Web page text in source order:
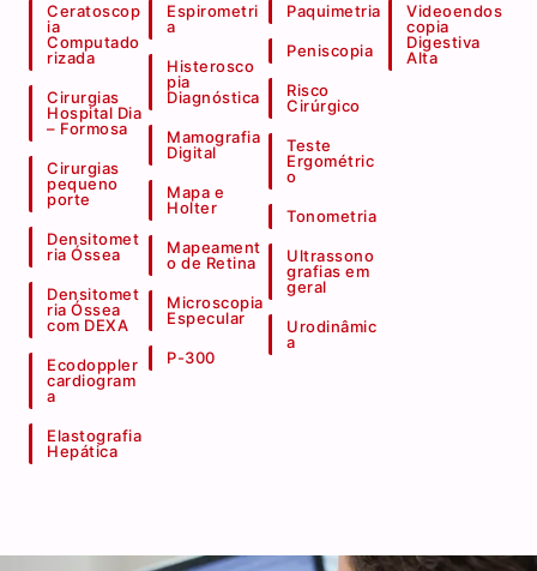
Ceratoscop
ia
Computado
rizada
Cirurgias
Hospital Dia
– Formosa
Cirurgias
pequeno
porte
Densitomet
ria Óssea
Densitomet
ria Óssea
com DEXA
Ecodoppler
cardiogram
a
Elastografia
Hepática
Espirometri
a
Histerosco
pia
Diagnóstica
Mamografia
Digital
Mapa e
Holter
Mapeament
o de Retina
Microscopia
Especular
P-300
Paquimetria
Peniscopia
Risco
Cirúrgico
Teste
Ergométric
o
Tonometria
Ultrassono
grafias em
geral
Urodinâmic
a
Videoendos
copia
Digestiva
Alta